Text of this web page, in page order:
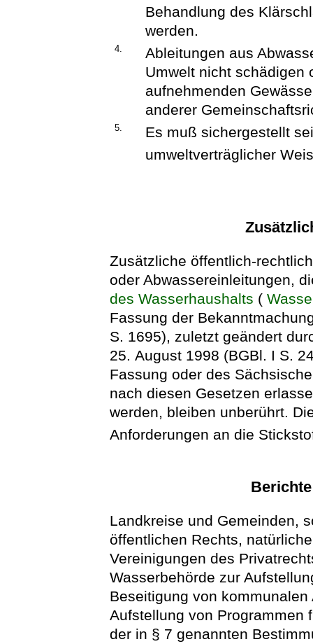
Behandlung des
werden.
4.
Ableitungen aus
Umwelt nicht schädigen
aufnehmenden
anderer
5.
Es muß sichergestellt
umweltverträglicher
Zusätzliche öffentlich-
oder Abwassereinleitungen,
des Wasserhaushalts (
Fassung der
S. 1695), zuletzt geändert
25. August 1998 (BGBl. I S.
Fassung oder des
nach diesen Gesetzen
werden, bleiben unberührt.
Anforderungen an die
Landkreise und Gemeinden,
öffentlichen Rechts,
Vereinigungen des
Wasserbehörde zur
Beseitigung von
Aufstellung von Programmen
der in § 7 genannten